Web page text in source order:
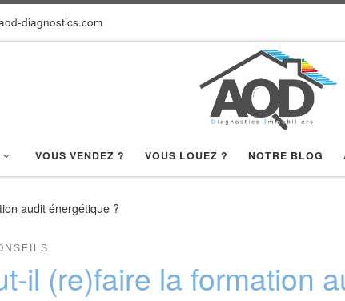
diagnostics.com
VOUS VENDEZ ? VOUS LOUEZ ? NOTRE BLOG
audit énergétique ?
il (re)faire la formation